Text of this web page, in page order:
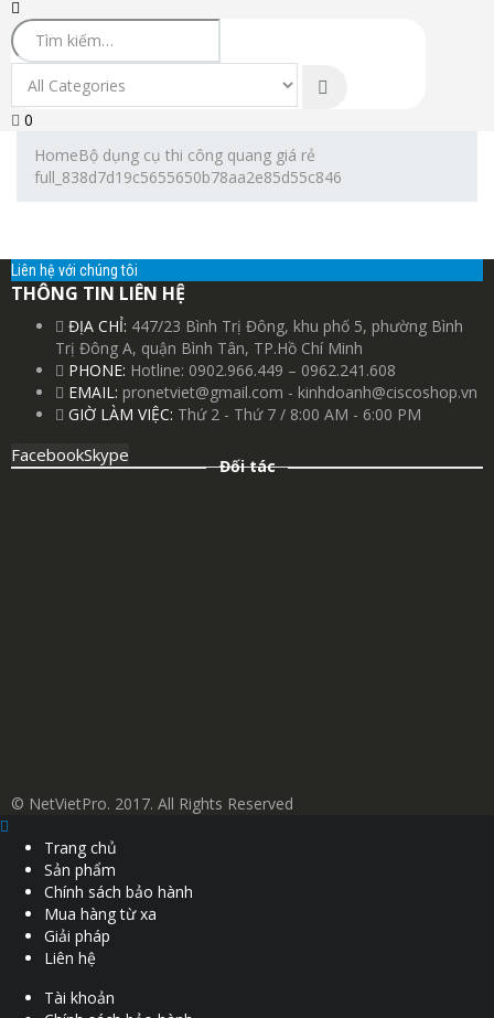
0
HomeBộ dụng cụ thi công quang giá rẻ
full_838d7d19c5655650b78aa2e85d55c846
Liên hệ với chúng tôi
THÔNG TIN LIÊN HỆ
ĐỊA CHỈ: 447/23 Bình Trị Đông, khu phố 5, phường Bình
Trị Đông A, quận Bình Tân, TP.Hồ Chí Minh
PHONE: Hotline: 0902.966.449 – 0962.241.608
EMAIL: pronetviet@gmail.com - kinhdoanh@ciscoshop.vn
GIỜ LÀM VIỆC: Thứ 2 - Thứ 7 / 8:00 AM - 6:00 PM
FacebookSkype
Đối tác
© NetVietPro. 2017. All Rights Reserved
Trang chủ
Sản phẩm
Chính sách bảo hành
Mua hàng từ xa
Giải pháp
Liên hệ
Tài khoản